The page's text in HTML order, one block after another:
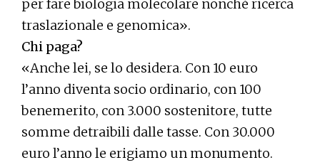
per fare biologia molecolare nonché ricerca
traslazionale e genomica».
Chi paga?
«Anche lei, se lo desidera. Con 10 euro
l’anno diventa socio ordinario, con 100
benemerito, con 3.000 sostenitore, tutte
somme detraibili dalle tasse. Con 30.000
euro l’anno le erigiamo un monumento.